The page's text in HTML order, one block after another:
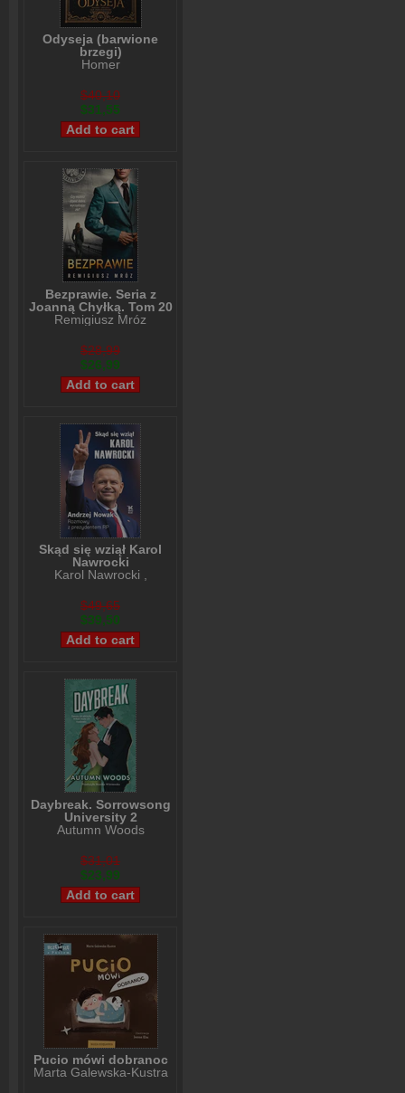
Odyseja (barwione
brzegi)
Homer
$40,10
$31,55
Bezprawie. Seria z
Joanną Chyłką. Tom 20
Remigiusz Mróz
$28,99
$26,99
Skąd się wziął Karol
Nawrocki
Karol Nawrocki
$49,65
$39,50
Daybreak. Sorrowsong
University 2
Autumn Woods
$31,01
$23,99
Pucio mówi dobranoc
Marta Galewska-Kustra